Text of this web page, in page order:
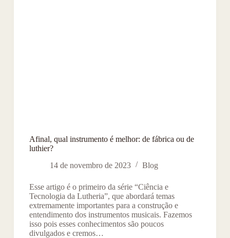
Afinal, qual instrumento é melhor: de fábrica ou de
luthier?
14 de novembro de 2023
Blog
Esse artigo é o primeiro da série “Ciência e
Tecnologia da Lutheria”, que abordará temas
extremamente importantes para a construção e
entendimento dos instrumentos musicais. Fazemos
isso pois esses conhecimentos são poucos
divulgados e cremos…